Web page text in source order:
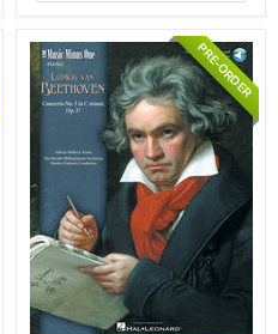
協
奏
曲
鋼
琴
PRE-ORDER